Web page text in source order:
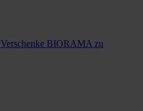
Verschenke BIORAMA zu